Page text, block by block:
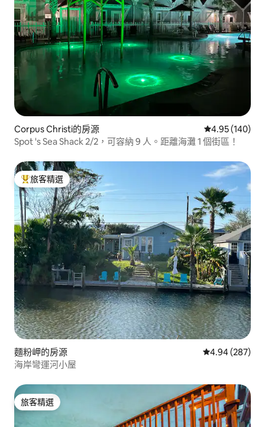
Corpus Christi的房源 從 140 則評價
4.95 (140)
Spot 's Sea Shack 2/2，可容納 9 人。距離海灘 1 個街區！
旅客精選榜首
旅客精選
麵粉岬的房源 從 287 則評價
4.94 (287)
海岸彎運河小屋
旅客精選
旅客精選